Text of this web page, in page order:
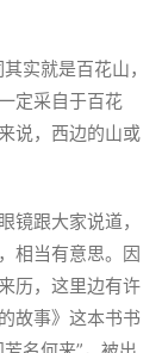
实就是百花山，
定采自于百花
说，西边的山或
镜跟大家说道，
相当有意思。因
历，这里边有许
故事》这本书书